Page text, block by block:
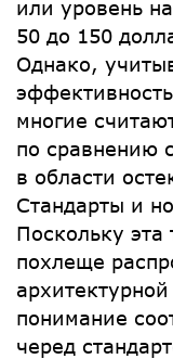
или уровень
50 до 150
Однако,
многие
по сравнению
в области
Стандарты и
Поскольку эта
похлеще
понимание
черед